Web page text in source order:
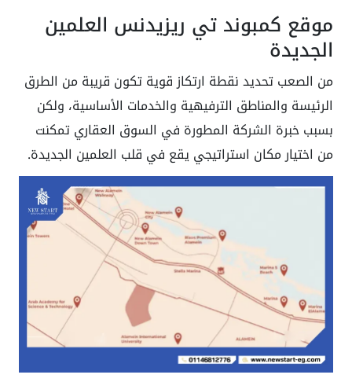
موقع كمبوند تي ريزيدنس العلمين
الجديدة
من الصعب تحديد نقطة ارتكاز قوية تكون قريبة من الطرق
الرئيسة والمناطق الترفيهية والخدمات الأساسية، ولكن
بسبب خبرة الشركة المطورة في السوق العقاري تمكنت
من اختيار مكان استراتيجي يقع في قلب العلمين الجديدة.